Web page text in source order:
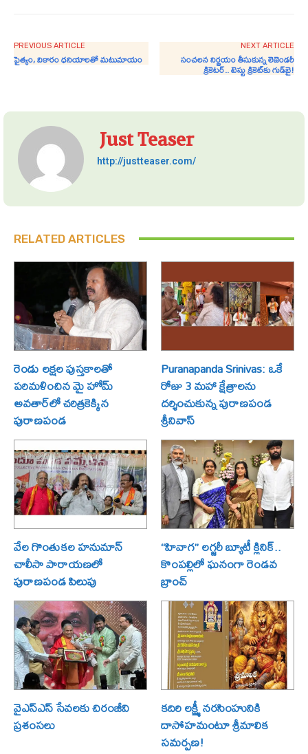
PREVIOUS ARTICLE
పైత్యం, వికారం ధనియాలతో మటుమాయం
NEXT ARTICLE
సంచలన నిర్ణయం తీసుకున్న లెజెండరీ
క్రికెటర్.. టెస్టు క్రికెట్‌కు గుడ్‌బై!
Just Teaser
http://justteaser.com/
RELATED ARTICLES
రెండు లక్షల పుస్తకాలతో
పరిమళించిన మై హోమ్
అవతార్‌లో చరిత్రకెక్కిన
పురాణపండ
Puranapanda Srinivas: ఒకే
రోజు 3 మహా క్షేత్రాలను
దర్శించుకున్న పురాణపండ
శ్రీనివాస్
వేల గొంతుకల హనుమాన్
చాలీసా పారాయణలో
పురాణపండ పిలుపు
“హివాగ” లగ్జరీ బ్యూటీ క్లినిక్..
కొంపల్లిలో ఘనంగా రెండవ
బ్రాంచ్
వైఎస్ఎస్ సేవలకు చిరంజీవి
ప్రశంసలు
కదిరి లక్ష్మీ నరసింహునికి
దాసోహమంటూ శ్రీమాలిక
సమర్పణ!